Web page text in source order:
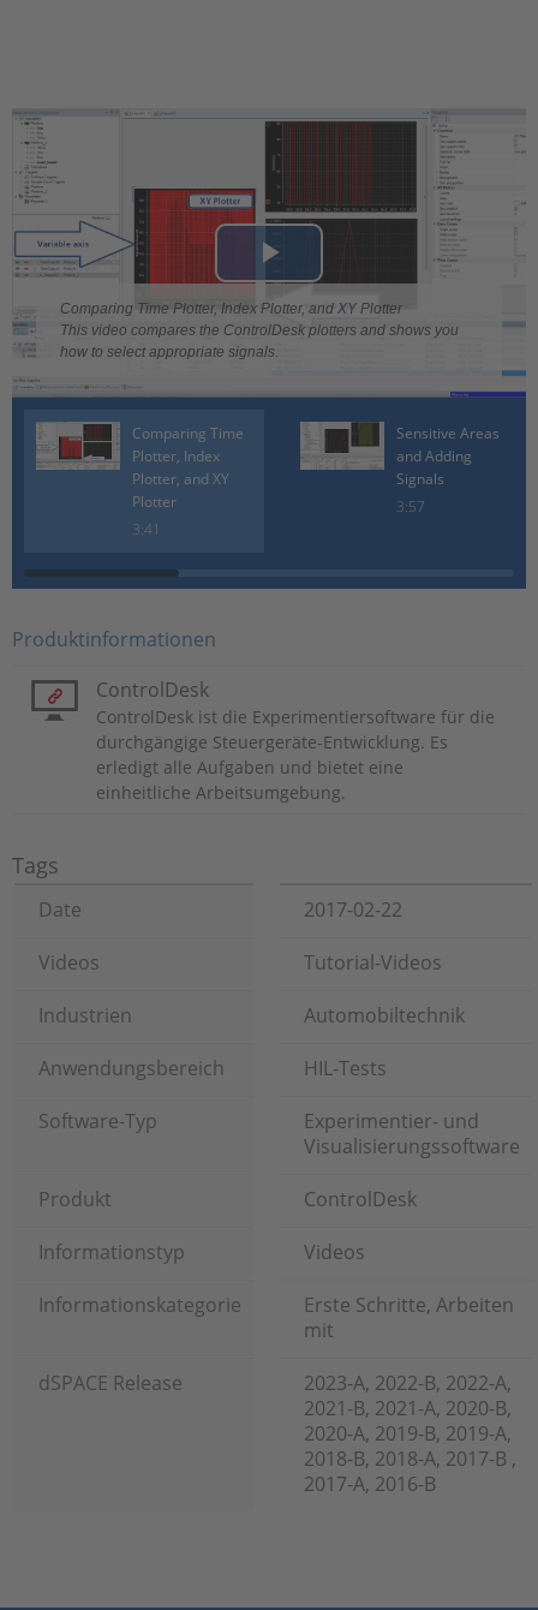
Play
Video
Comparing Time Plotter, Index Plotter, and XY Plotter
This video compares the ControlDesk plotters and shows you
how to select appropriate signals.
Comparing Time
Plotter, Index
Plotter, and XY
Plotter
3:41
Sensitive Areas
and Adding
Signals
3:57
Produktinformationen
ControlDesk
ControlDesk ist die Experimentiersoftware für die
durchgängige Steuergeräte-Entwicklung. Es
erledigt alle Aufgaben und bietet eine
einheitliche Arbeitsumgebung.
Tags
Date
2017-02-22
Videos
Tutorial-Videos
Industrien
Automobiltechnik
Anwendungsbereich
HIL-Tests
Software-Typ
Experimentier- und
Visualisierungssoftware
Produkt
ControlDesk
Informationstyp
Videos
Informationskategorie
Erste Schritte, Arbeiten
mit
dSPACE Release
2023-A, 2022-B, 2022-A,
2021-B, 2021-A, 2020-B,
2020-A, 2019-B, 2019-A,
2018-B, 2018-A, 2017-B ,
2017-A, 2016-B